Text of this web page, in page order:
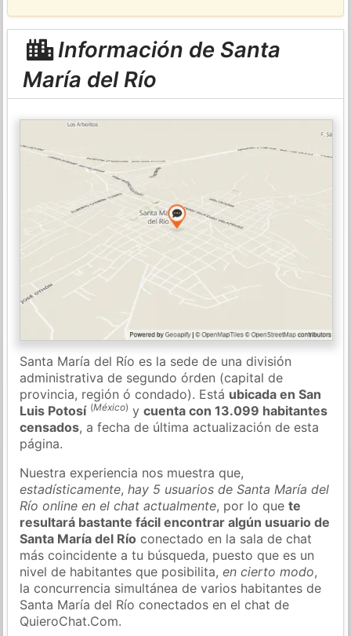
Información de Santa
María del Río
Santa María del Río es la sede de una división
administrativa de segundo órden (capital de
provincia, región ó condado). Está ubicada en San
Luis Potosí (México) ycuenta con 13.099 habitantes
censados, a fecha de última actualización de esta
página.
Nuestra experiencia nos muestra que,
estadísticamente,hay 5 usuarios de Santa María del
Río online en el chat actualmente, por lo quete
resultará bastante fácil encontrar algún usuario de
Santa María del Río conectado en la sala de chat
más coincidente a tu búsqueda, puesto que es un
nivel de habitantes que posibilita,en cierto modo,
la concurrencia simultánea de varios habitantes de
Santa María del Río conectados en el chat de
QuieroChat.Com.